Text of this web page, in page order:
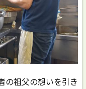
の祖父の想いを引き